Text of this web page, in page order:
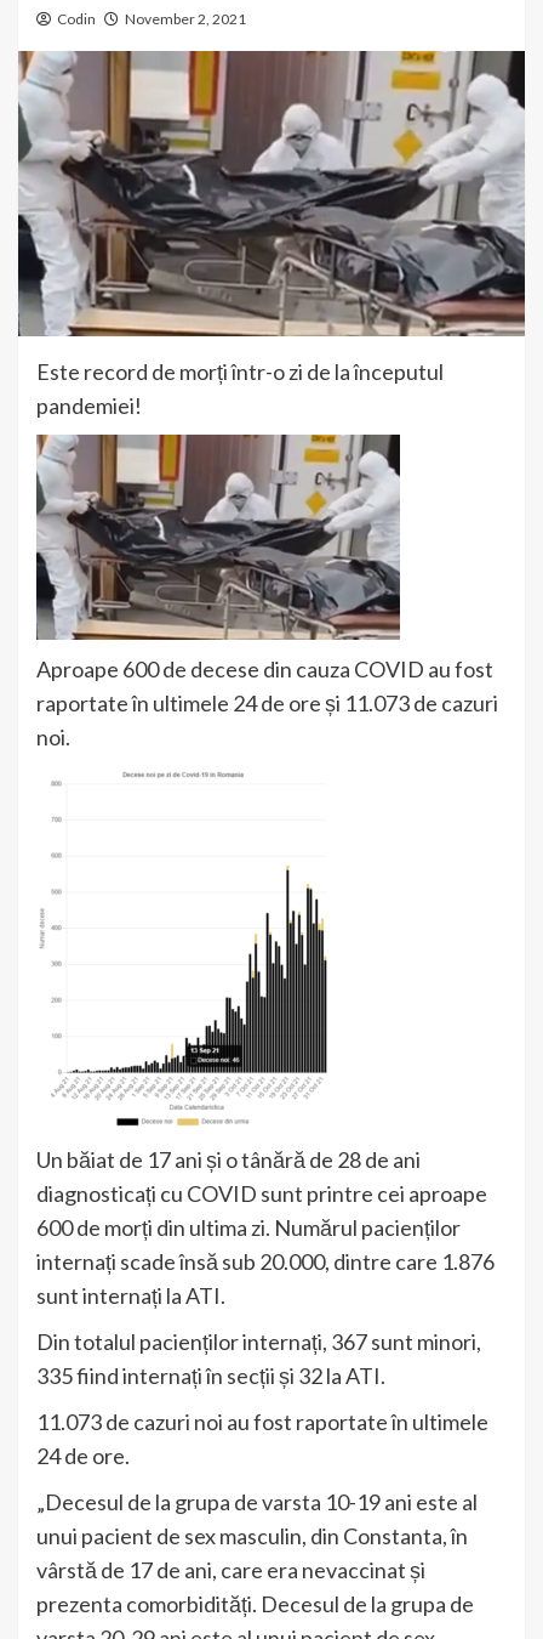
Codin November 2, 2021
Este record de morți într-o zi de la începutul
pandemiei!
Aproape 600 de decese din cauza COVID au fost
raportate în ultimele 24 de ore și 11.073 de cazuri
noi.
Un băiat de 17 ani și o tânără de 28 de ani
diagnosticați cu COVID sunt printre cei aproape
600 de morți din ultima zi. Numărul pacienților
internați scade însă sub 20.000, dintre care 1.876
sunt internați la ATI.
Din totalul pacienților internați, 367 sunt minori,
335 fiind internați în secții și 32 la ATI.
11.073 de cazuri noi au fost raportate în ultimele
24 de ore.
„Decesul de la grupa de varsta 10-19 ani este al
unui pacient de sex masculin, din Constanta, în
vârstă de 17 de ani, care era nevaccinat și
prezenta comorbidități. Decesul de la grupa de